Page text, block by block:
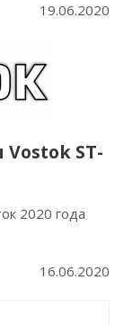
19.06.2020
ST-
2020 года
16.06.2020